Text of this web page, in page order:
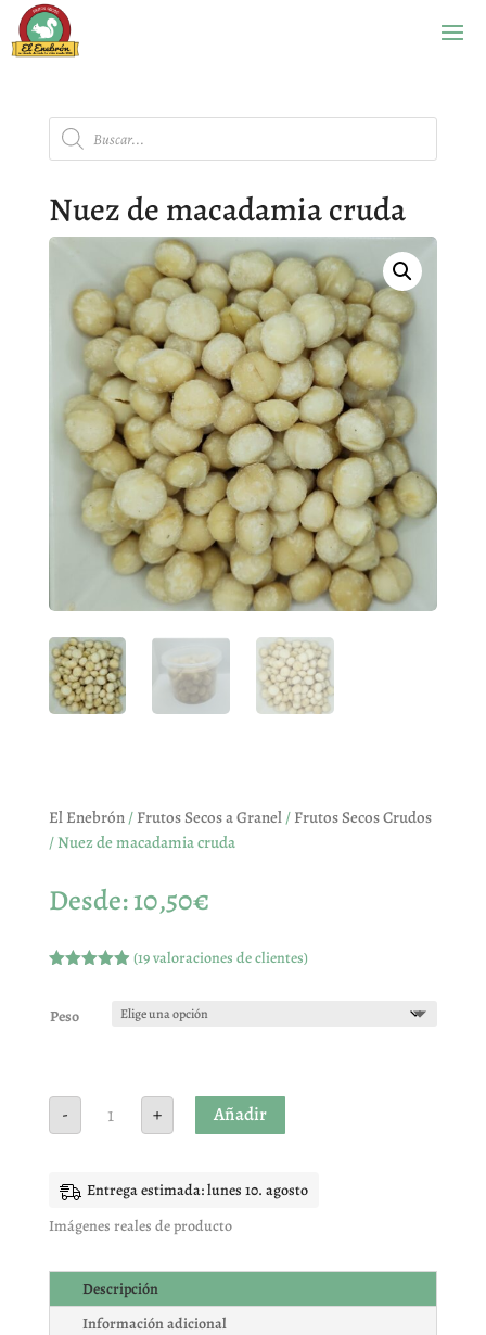
Búsqueda
de
productos
Nuez de macadamia cruda
El Enebrón/ Frutos Secos a Granel/ Frutos Secos Crudos
/ Nuez de macadamia cruda
Desde:10,50€
5 en base
a
(19valoraciones de clientes)
Peso
-
macadamia
+ Añadir
Entrega estimada: lunes 10. agosto
Imágenes reales de producto
Descripción
Información adicional